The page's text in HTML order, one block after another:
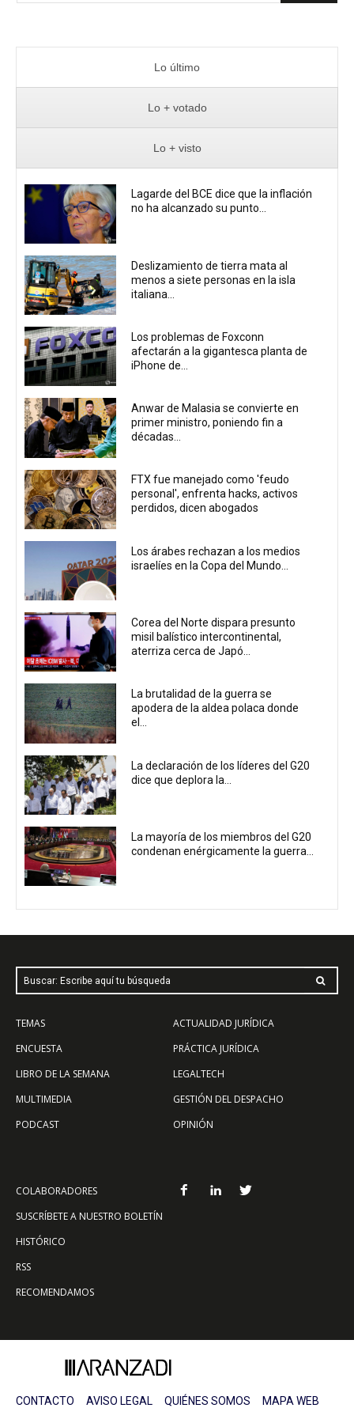
Lo último
Lo + votado
Lo + visto
Lagarde del BCE dice que la inflación
no ha alcanzado su punto...
Deslizamiento de tierra mata al
menos a siete personas en la isla
italiana...
Los problemas de Foxconn
afectarán a la gigantesca planta de
iPhone de...
Anwar de Malasia se convierte en
primer ministro, poniendo fin a
décadas...
FTX fue manejado como 'feudo
personal', enfrenta hacks, activos
perdidos, dicen abogados
Los árabes rechazan a los medios
israelíes en la Copa del Mundo...
Corea del Norte dispara presunto
misil balístico intercontinental,
aterriza cerca de Japó...
La brutalidad de la guerra se
apodera de la aldea polaca donde
el...
La declaración de los líderes del G20
dice que deplora la...
La mayoría de los miembros del G20
condenan enérgicamente la guerra...
Buscar: Escribe aquí tu búsqueda
TEMAS
ENCUESTA
LIBRO DE LA SEMANA
MULTIMEDIA
PODCAST
ACTUALIDAD JURÍDICA
PRÁCTICA JURÍDICA
LEGALTECH
GESTIÓN DEL DESPACHO
OPINIÓN
COLABORADORES
SUSCRÍBETE A NUESTRO BOLETÍN
HISTÓRICO
RSS
RECOMENDAMOS
CONTACTO AVISO LEGAL QUIÉNES SOMOS MAPA WEB